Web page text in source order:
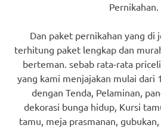
Pernikahan.
Dan paket pernikahan yang di
terhitung paket lengkap dan
berteman. sebab rata-rata
yang kami menjajakan mulai dari
dengan Tenda, Pelaminan,
dekorasi bunga hidup, Kursi
tamu, meja prasmanan,